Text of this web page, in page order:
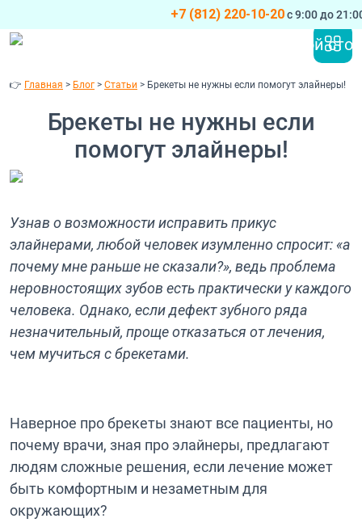
Перейти к содержимому
+7 (812) 220-10-20с 9:00 до
👉 Главная > Блог > Статьи > Брекеты не нужны если помогут элайнеры!
Брекеты не нужны если
помогут элайнеры!
Узнав о возможности исправить прикус
элайнерами, любой человек изумленно спросит: «а
почему мне раньше не сказали?», ведь проблема
неровностоящих зубов есть практически у каждого
человека. Однако, если дефект зубного ряда
незначительный, проще отказаться от лечения,
чем мучиться с брекетами.
Наверное про брекеты знают все пациенты, но
почему врачи, зная про элайнеры, предлагают
людям сложные решения, если лечение может
быть комфортным и незаметным для
окружающих?